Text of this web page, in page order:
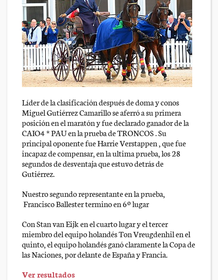
Líder de la clasificación después de doma y conos
Miguel Gutiérrez Camarillo se aferró a su primera
posición en el maratón y fue declarado ganador de la
CAIO4 * PAU en la prueba de TRONCOS . Su
principal oponente fue Harrie Verstappen , que fue
incapaz de compensar, en la ultima prueba, los 28
segundos de desventaja que estuvo detrás de
Gutiérrez.
Nuestro segundo representante en la prueba,
Francisco Ballester termino en 6º lugar
Con Stan van Eijk en el cuarto lugar y el tercer
miembro del equipo holandés Ton Vreugdenhil en el
quinto, el equipo holandés ganó claramente la Copa de
las Naciones, por delante de España y Francia.
Ver resultados